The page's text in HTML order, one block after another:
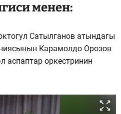
менен:
Сатылганов атындагы
Карамолдо Орозов
аспаптар оркестринин